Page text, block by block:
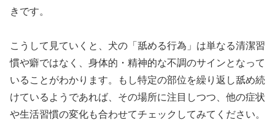
きです。
こうして見ていくと、犬の「舐める行為」は単なる清潔習
慣や癖ではなく、身体的・精神的な不調のサインとなって
いることがわかります。もし特定の部位を繰り返し舐め続
けているようであれば、その場所に注目しつつ、他の症状
や生活習慣の変化も合わせてチェックしてみてください。